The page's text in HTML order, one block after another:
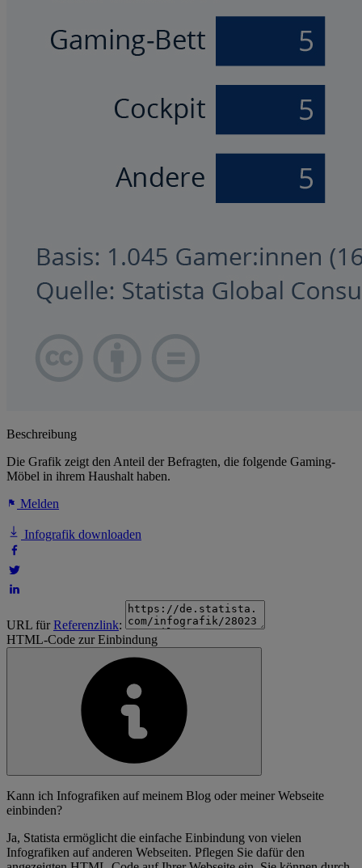
Beschreibung
Die Grafik zeigt den Anteil der Befragten, die folgende Gaming-
Möbel in ihrem Haushalt haben.
Melden
Infografik downloaden
URL fürReferenzlink:
HTML-Code zur Einbindung
Kann ich Infografiken auf meinem Blog oder meiner Webseite
einbinden?
Ja, Statista ermöglicht die einfache Einbindung von vielen
Infografiken auf anderen Webseiten. Pflegen Sie dafür den